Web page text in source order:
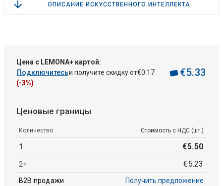
ОПИСАНИЕ ИСКУССТВЕННОГО ИНТЕЛЛЕКТА
Цена с LEMONA+ картой:
Подключитесьи получите скидку от€0 17
(-3%)
€5.33
Ценовые границы
Количество Стоимость с НДС (шт.)
1 €5.50
2+ €5.23
B2B продажи Получить предложение